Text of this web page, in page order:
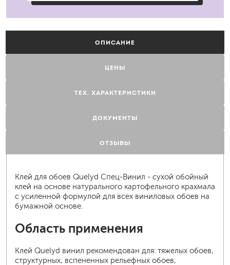
ОПИСАНИЕ
ЦЕНЫ
ТЕХ. ХАРАКТЕРИСТИКИ
ДОКУМЕНТЫ
ОТЗЫВЫ
Клей для обоев Quelyd Спец-Винил - сухой обойный
клей на основе натурального картофельного крахмала
с усиленной формулой для всех виниловых обоев на
бумажной основе.
Область применения
Клей Quelyd винил рекомендован для: тяжелых обоев,
структурных, вспененных рельефных обоев,